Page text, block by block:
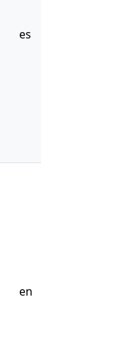
es
en